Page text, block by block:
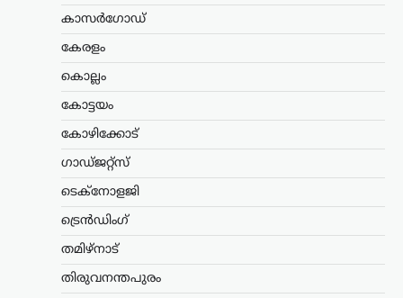
കാസർഗോഡ്
കേരളം
കൊല്ലം
കോട്ടയം
കോഴിക്കോട്
ഗാഡ്ജറ്റ്സ്
ടെക്നോളജി
ട്രെൻഡിംഗ്
തമിഴ്നാട്
തിരുവനന്തപുരം
ഹൈജമ്പിൽ ദേശീയ റെക്കോർഡ്
ഉടമയായ പൂജ ഫൈനലിലേക്ക് യോഗ്യത
കേരള-അമേരിക്ക
സഹകരണ
സാധ്യതകൾക്ക് പുതിയ
വഴികൾ; സെർജിയോ
ഗോറുമായി
മുഖ്യമന്ത്രിയുടെ
ന്യൂസ് ഡെസ്ക്